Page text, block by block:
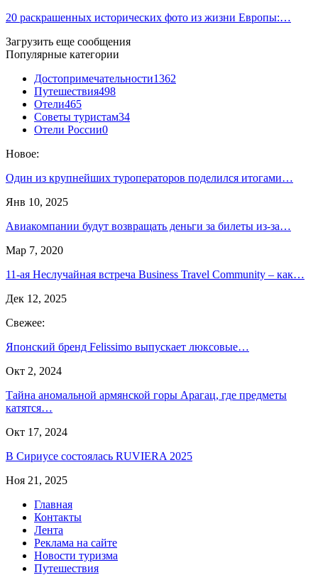
20 раскрашенных исторических фото из жизни Европы:…
Загрузить еще сообщения
Популярные категории
Достопримечательности1362
Путешествия498
Отели465
Советы туристам34
Отели России0
Новое:
Один из крупнейших туроператоров поделился итогами…
Янв 10, 2025
Авиакомпании будут возвращать деньги за билеты из-за…
Мар 7, 2020
11-ая Неслучайная встреча Business Travel Community – как…
Дек 12, 2025
Свежее:
Японский бренд Felissimo выпускает люксовые…
Окт 2, 2024
Тайна аномальной армянской горы Арагац, где предметы
катятся…
Окт 17, 2024
В Сириусе состоялась RUVIERA 2025
Ноя 21, 2025
Главная
Контакты
Лента
Реклама на сайте
Новости туризма
Путешествия